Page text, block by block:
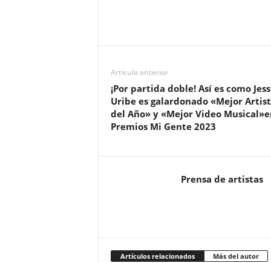
Artículo anterior
¡Por partida doble! Así es como
Uribe es galardonado «Mejor
del Año» y «Mejor Video
Premios Mi Gente 2023
Prensa de artistas
Artículos relacionados Más del autor